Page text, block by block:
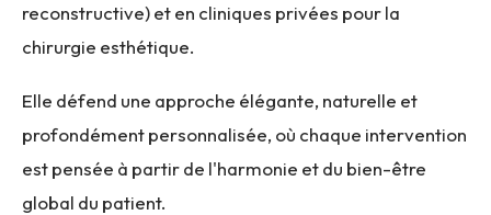
reconstructive) et en cliniques privées pour la
chirurgie esthétique.
Elle défend une approche élégante, naturelle et
profondément personnalisée, où chaque intervention
est pensée à partir de l'harmonie et du bien-être
global du patient.